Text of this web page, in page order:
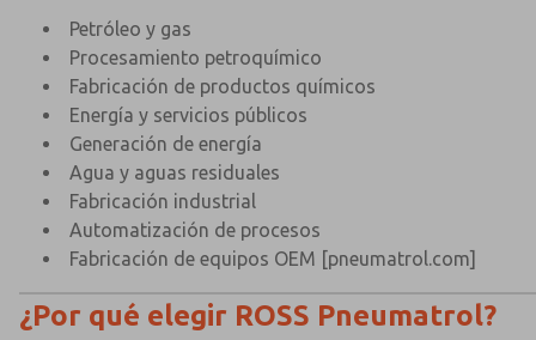
Petróleo y gas
Procesamiento petroquímico
Fabricación de productos químicos
Energía y servicios públicos
Generación de energía
Agua y aguas residuales
Fabricación industrial
Automatización de procesos
Fabricación de equipos OEM [pneumatrol.com]
¿Por qué elegir ROSS Pneumatrol?